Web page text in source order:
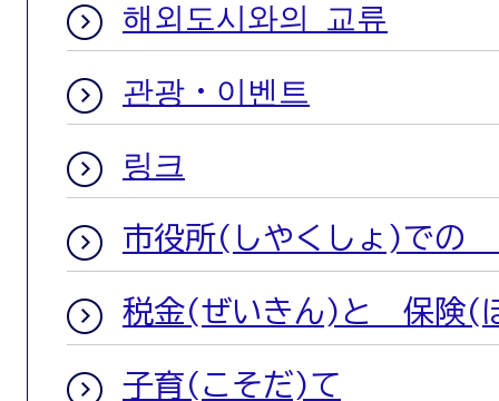
해외도시와의 교류
관광・이벤트
링크
市役所(しやくしょ)での
税金(ぜいきん)と 保険(
子育(こそだ)て